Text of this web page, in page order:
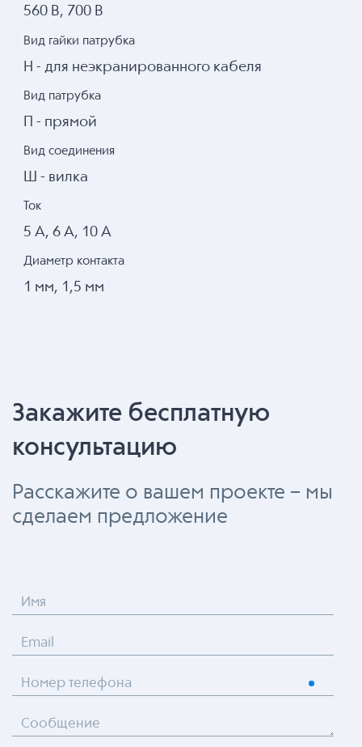
560 В, 700 В
Вид гайки патрубка
Н - для неэкранированного кабеля
Вид патрубка
П - прямой
Вид соединения
Ш - вилка
Ток
5 А, 6 А, 10 А
Диаметр контакта
1 мм, 1,5 мм
Закажите бесплатную
консультацию
Расскажите о вашем проекте – мы
сделаем предложение
Имя
Email
Номер телефона
Сообщение